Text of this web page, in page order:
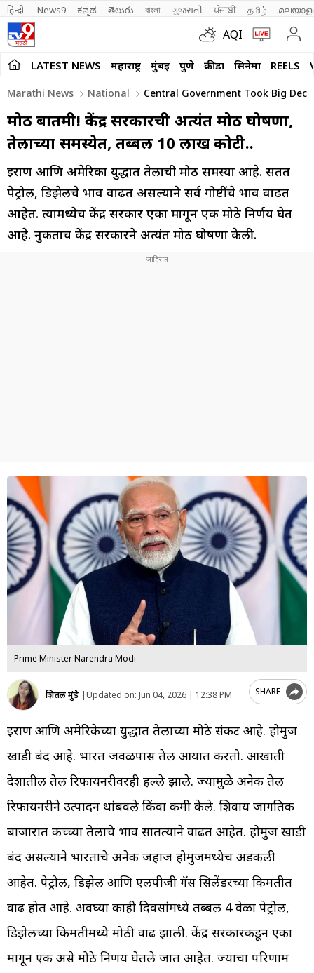
हिन्दी News9 ಕನ್ನಡ తెలుగు বাংলা ગુજરાતી ਪੰਜਾਬੀ தமிழ்
AQI
LATEST NEWS महाराष्ट्र मुंबई पुणे क्रीडा सिनेमा REELS
Marathi News National Central Government Took Big
मोठी बातमी! केंद्र सरकारची अत्यंत मोठी घोषणा,
तेलाच्या समस्येत, तब्बल 10 लाख कोटी..
इराण आणि अमेरिका युद्धात तेलाची मोठी समस्या आहे. सतत
पेट्रोल, डिझेलचे भाव वाढत असल्याने सर्व गोष्टींचे भाव वाढत
आहेत. त्यामध्येच केंद्र सरकार एका मागून एक मोठे निर्णय घेत
आहे. नुकताच केंद्र सरकारने अत्यंत मोठी घोषणा केली.
Prime Minister Narendra Modi
शितल मुंडे |Updated on: Jun 04, 2026 | 12:38 PM SHARE
इराण आणि अमेरिकेच्या युद्धात तेलाच्या मोठे संकट आहे. होर्मुज
खाडी बंद आहे. भारत जवळपास तेल आयात करतो. आखाती
देशातील तेल रिफायनरीवरही हल्ले झाले. ज्यामुळे अनेक तेल
रिफायनरीने उत्पादन थांबवले किंवा कमी केले. शिवाय जागतिक
बाजारात कच्च्या तेलाचे भाव सातत्याने वाढत आहेत. होर्मुज खाडी
बंद असल्याने भारताचे अनेक जहाज होर्मुजमध्येच अडकली
आहेत. पेट्रोल, डिझेल आणि एलपीजी गॅस सिलेंडरच्या किमतीत
वाढ होत आहे. अवघ्या काही दिवसांमध्ये तब्बल 4 वेळा पेट्रोल,
डिझेलच्या किमतीमध्ये मोठी वाढ झाली. केंद्र सरकारकडून एका
मागून एक असे मोठे निर्णय घेतले जात आहेत. ज्याचा परिणाम